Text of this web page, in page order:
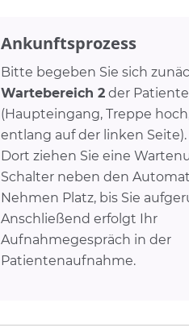
Ankunftsprozess
Bitte begeben Sie sich
Wartebereich 2der
(Haupteingang, Treppe
entlang auf der linken Seite).
Dort ziehen Sie eine
Schalter neben den
Nehmen Platz, bis Sie
Anschließend erfolgt Ihr
Aufnahmegespräch in der
Patientenaufnahme.